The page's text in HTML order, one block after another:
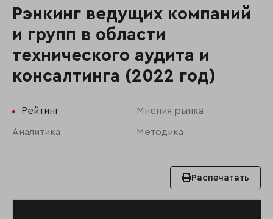
Рэнкинг ведущих компаний
и групп в области
технического аудита и
консалтинга (2022 год)
Рейтинг Мнения рынка
Аналитика Методика
Распечатать